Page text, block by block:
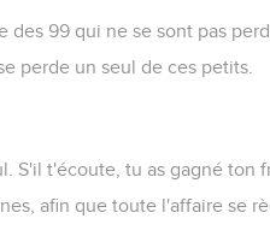
99 qui ne se sont pas
perde un seul de ces petits.
S'il t'écoute, tu as gagné ton
afin que toute l'affaire se